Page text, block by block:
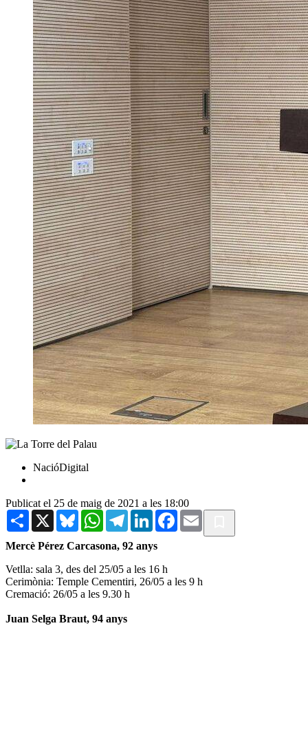
NacióDigital
Publicat el 25 de maig de 2021 a les 18:00
Share X BlueskyWhatsAppTelegramLinkedInFacebook
Email
Mercè Pérez Carcasona, 92 anys
Vetlla: sala 3, des del 25/05 a les 16 h
Cerimònia: Temple Cementiri, 26/05 a les 9 h
Cremació: 26/05 a les 9.30 h
Juan Selga Braut, 94 anys